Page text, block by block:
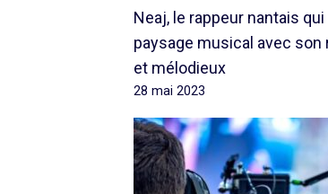
Neaj, le rappeur nantais
paysage musical avec son
et mélodieux
28 mai 2023